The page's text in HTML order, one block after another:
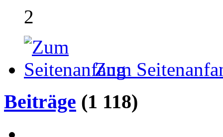
2
Zum
Beiträge (1 118)